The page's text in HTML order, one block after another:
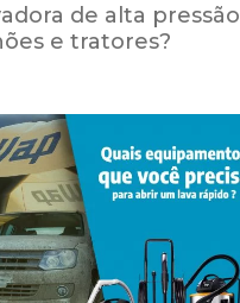
de alta pressão
e tratores?